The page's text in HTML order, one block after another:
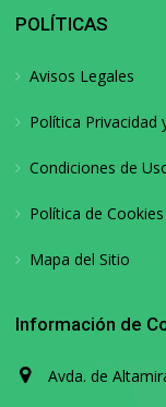
POLÍTICAS
Avisos Legales
Política
Condiciones de
Política de Cookies
Mapa del Sitio
Información de
Avda. de